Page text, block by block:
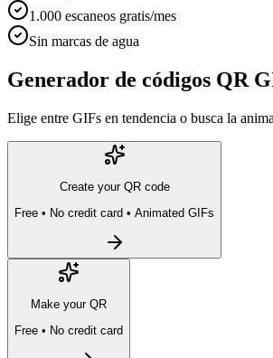
1.000 escaneos gratis/mes
Sin marcas de agua
Generador de códigos QR
Elige entre GIFs en tendencia o busca la
Create your QR code
Free • No credit card • Animated GIFs
Make your QR
Free • No credit card